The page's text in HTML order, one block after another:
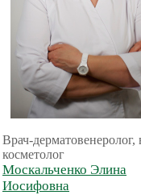
Врач-дерматовенеролог,
косметолог
Москальченко Элина
Иосифовна